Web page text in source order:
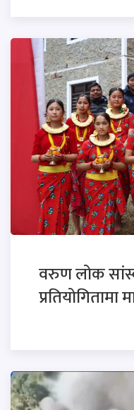
वरुण लोक
प्रतियोगितामा